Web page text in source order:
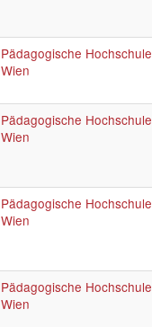
Pädagogische Hochschule
Wien
Pädagogische Hochschule
Wien
Pädagogische Hochschule
Wien
Pädagogische Hochschule
Wien